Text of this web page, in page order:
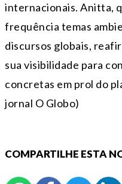
internacionais. Anitta,
frequência temas
discursos globais,
sua visibilidade para
concretas em prol do
jornal O Globo)
COMPARTILHE ESTA